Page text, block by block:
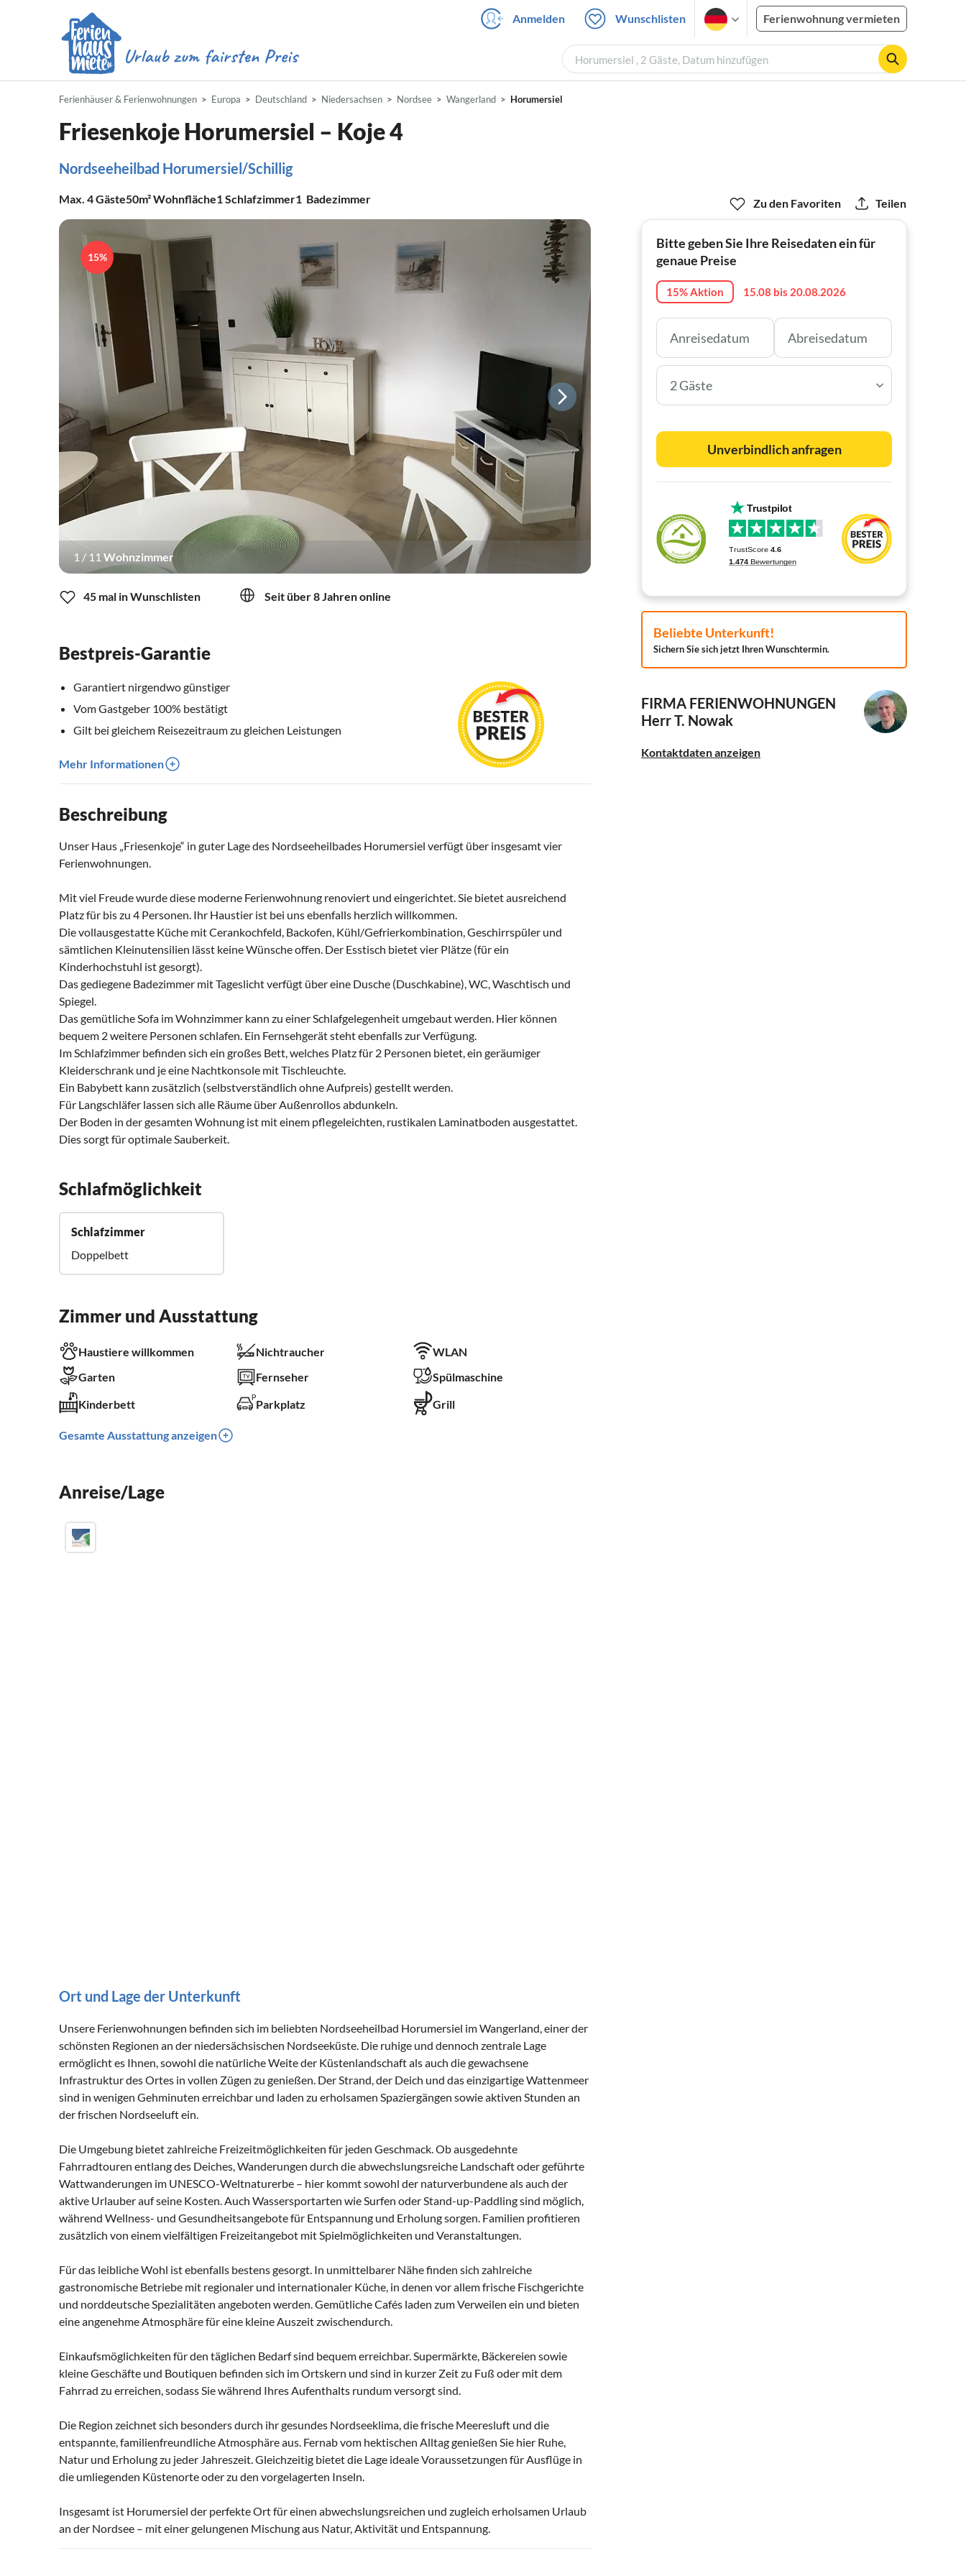
Anmelden Wunschlisten Ferienwohnung vermieten
Horumersiel , 2 Gäste, Datum hinzufügen
Ferienhäuser & Ferienwohnungen Europa Deutschland Niedersachsen Nordsee Wangerland Horumersiel
Friesenkoje Horumersiel – Koje 4
Nordseeheilbad Horumersiel/Schillig
Max. 4Gäste50m²Wohnfläche1Schlafzimmer1 Badezimmer
1 / 11Wohnzimmer
15%
45 mal in Wunschlisten Seit über 8 Jahren online
Bestpreis-Garantie
Garantiert nirgendwo günstiger
Vom Gastgeber 100% bestätigt
Gilt bei gleichem Reisezeitraum zu gleichen Leistungen
Mehr Informationen
Beschreibung
Unser Haus „Friesenkoje“ in guter Lage des Nordseeheilbades Horumersiel verfügt über insgesamt vier
Ferienwohnungen.
Mit viel Freude wurde diese moderne Ferienwohnung renoviert und eingerichtet. Sie bietet ausreichend
Platz für bis zu 4 Personen. Ihr Haustier ist bei uns ebenfalls herzlich willkommen.
Die vollausgestatte Küche mit Cerankochfeld, Backofen, Kühl/Gefrierkombination, Geschirrspüler und
sämtlichen Kleinutensilien lässt keine Wünsche offen. Der Esstisch bietet vier Plätze (für ein
Kinderhochstuhl ist gesorgt).
Das gediegene Badezimmer mit Tageslicht verfügt über eine Dusche (Duschkabine), WC, Waschtisch und
Spiegel.
Das gemütliche Sofa im Wohnzimmer kann zu einer Schlafgelegenheit umgebaut werden. Hier können
bequem 2 weitere Personen schlafen. Ein Fernsehgerät steht ebenfalls zur Verfügung.
Im Schlafzimmer befinden sich ein großes Bett, welches Platz für 2 Personen bietet, ein geräumiger
Kleiderschrank und je eine Nachtkonsole mit Tischleuchte.
Ein Babybett kann zusätzlich (selbstverständlich ohne Aufpreis) gestellt werden.
Für Langschläfer lassen sich alle Räume über Außenrollos abdunkeln.
Der Boden in der gesamten Wohnung ist mit einem pflegeleichten, rustikalen Laminatboden ausgestattet.
Dies sorgt für optimale Sauberkeit.
Schlafmöglichkeit
Schlafzimmer
Doppelbett
Zimmer und Ausstattung
Haustiere willkommen Nichtraucher
WLAN
Garten
Fernseher Spülmaschine
Kinderbett Parkplatz Grill
Gesamte Ausstattung anzeigen
Anreise/Lage
Ort und Lage der Unterkunft
Unsere Ferienwohnungen befinden sich im beliebten Nordseeheilbad Horumersiel im Wangerland, einer der
schönsten Regionen an der niedersächsischen Nordseeküste. Die ruhige und dennoch zentrale Lage
ermöglicht es Ihnen, sowohl die natürliche Weite der Küstenlandschaft als auch die gewachsene
Infrastruktur des Ortes in vollen Zügen zu genießen. Der Strand, der Deich und das einzigartige Wattenmeer
sind in wenigen Gehminuten erreichbar und laden zu erholsamen Spaziergängen sowie aktiven Stunden an
der frischen Nordseeluft ein.
Die Umgebung bietet zahlreiche Freizeitmöglichkeiten für jeden Geschmack. Ob ausgedehnte
Fahrradtouren entlang des Deiches, Wanderungen durch die abwechslungsreiche Landschaft oder geführte
Wattwanderungen im UNESCO-Weltnaturerbe – hier kommt sowohl der naturverbundene als auch der
aktive Urlauber auf seine Kosten. Auch Wassersportarten wie Surfen oder Stand-up-Paddling sind möglich,
während Wellness- und Gesundheitsangebote für Entspannung und Erholung sorgen. Familien profitieren
zusätzlich von einem vielfältigen Freizeitangebot mit Spielmöglichkeiten und Veranstaltungen.
Für das leibliche Wohl ist ebenfalls bestens gesorgt. In unmittelbarer Nähe finden sich zahlreiche
gastronomische Betriebe mit regionaler und internationaler Küche, in denen vor allem frische Fischgerichte
und norddeutsche Spezialitäten angeboten werden. Gemütliche Cafés laden zum Verweilen ein und bieten
eine angenehme Atmosphäre für eine kleine Auszeit zwischendurch.
Einkaufsmöglichkeiten für den täglichen Bedarf sind bequem erreichbar. Supermärkte, Bäckereien sowie
kleine Geschäfte und Boutiquen befinden sich im Ortskern und sind in kurzer Zeit zu Fuß oder mit dem
Fahrrad zu erreichen, sodass Sie während Ihres Aufenthalts rundum versorgt sind.
Die Region zeichnet sich besonders durch ihr gesundes Nordseeklima, die frische Meeresluft und die
entspannte, familienfreundliche Atmosphäre aus. Fernab vom hektischen Alltag genießen Sie hier Ruhe,
Natur und Erholung zu jeder Jahreszeit. Gleichzeitig bietet die Lage ideale Voraussetzungen für Ausflüge in
die umliegenden Küstenorte oder zu den vorgelagerten Inseln.
Insgesamt ist Horumersiel der perfekte Ort für einen abwechslungsreichen und zugleich erholsamen Urlaub
an der Nordsee – mit einer gelungenen Mischung aus Natur, Aktivität und Entspannung.
Zu den Favoriten Teilen
Bitte geben Sie Ihre Reisedaten ein für
genaue Preise
15% Aktion 15.08 bis 20.08.2026
2 Gäste
Unverbindlich anfragen
Beliebte Unterkunft!
Sichern Sie sich jetzt Ihren Wunschtermin.
FIRMA FERIENWOHNUNGEN
Herr T. Nowak
Kontaktdaten anzeigen